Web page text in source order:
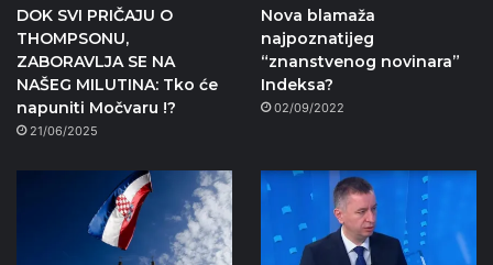
DOK SVI PRIČAJU O
THOMPSONU,
ZABORAVLJA SE NA
NAŠEG MILUTINA: Tko će
napuniti Močvaru !?
21/06/2025
Nova blamaža
najpoznatijeg
“znanstvenog novinara”
Indeksa?
02/09/2022